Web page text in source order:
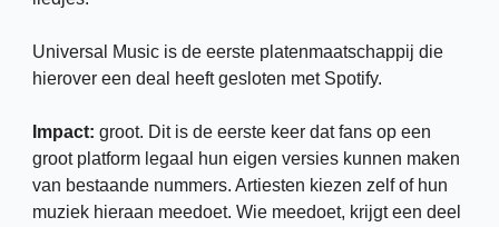
Universal Music is de eerste platenmaatschappij die
hierover een deal heeft gesloten met Spotify.
Impact: groot. Dit is de eerste keer dat fans op een
groot platform legaal hun eigen versies kunnen maken
van bestaande nummers. Artiesten kiezen zelf of hun
muziek hieraan meedoet. Wie meedoet, krijgt een deel